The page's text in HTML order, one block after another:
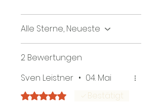
Alle Sterne, Neueste
2 Bewertungen
Sven Leistner • 04. Mai
Mit 5 von 5 Sternen bewertet.
Bestätigt